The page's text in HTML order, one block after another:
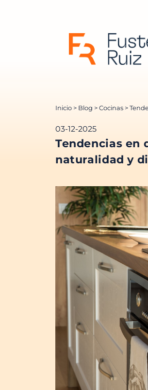
Inicio > Blog >Cocinas >
03-12-2025
Tendencias en
naturalidad y